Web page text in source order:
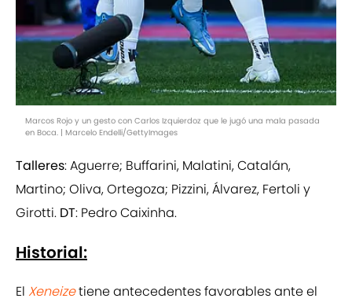
Marcos Rojo y un gesto con Carlos Izquierdoz que le jugó una mala pasada
en Boca. | Marcelo Endelli/GettyImages
Talleres: Aguerre; Buffarini, Malatini, Catalán,
Martino; Oliva, Ortegoza; Pizzini, Álvarez, Fertoli y
Girotti. DT: Pedro Caixinha.
Historial:
El Xeneizetiene antecedentes favorables ante el